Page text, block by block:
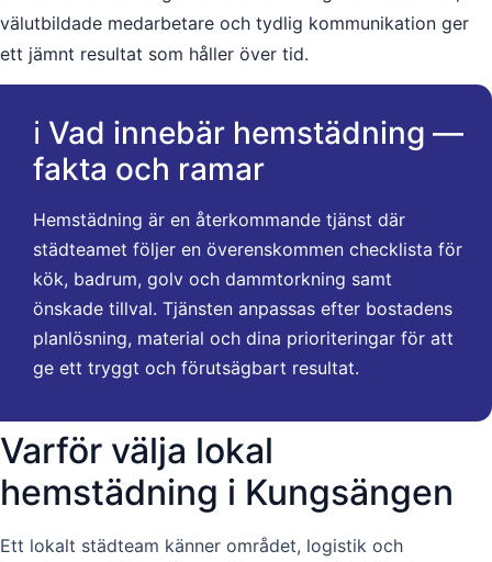
välutbildade medarbetare och tydlig kommunikation ger
ett jämnt resultat som håller över tid.
ℹ️ Vad innebär hemstädning —
fakta och ramar
Hemstädning är en återkommande tjänst där
städteamet följer en överenskommen checklista för
kök, badrum, golv och dammtorkning samt
önskade tillval. Tjänsten anpassas efter bostadens
planlösning, material och dina prioriteringar för att
ge ett tryggt och förutsägbart resultat.
Varför välja lokal
hemstädning i Kungsängen
Ett lokalt städteam känner området, logistik och